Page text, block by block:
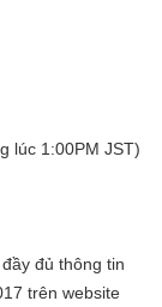
lúc 1:00PM JST)
đủ thông tin
trên website